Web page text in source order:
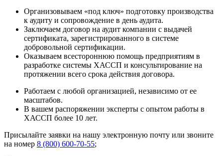
Организовываем «под ключ» подготовку производства
к аудиту и сопровождение в день аудита.
Заключаем договор на аудит компании с выдачей
сертификата, зарегистрированного в системе
добровольной сертификации.
Оказываем всестороннюю помощь предприятиям в
разработке системы ХАССП и консультирование на
протяжении всего срока действия договора.
Работаем с любой организацией, независимо от ее
масштабов.
В вашем распоряжении эксперты с опытом работы в
ХАССП более 10 лет.
Присылайте заявки на нашу электронную почту или звоните
на номер 8 (800) 600-70-55;